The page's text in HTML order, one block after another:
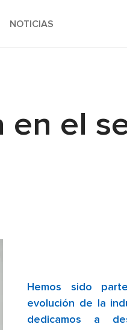
NOTICIAS
en el
Hemos sido
evolución de la
dedicamos a